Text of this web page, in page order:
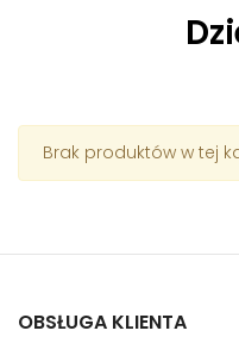
Brak produktów w tej
OBSŁUGA KLIENTA